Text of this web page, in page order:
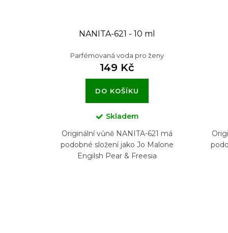
NANITA-621 - 10 ml
Parfémovaná voda pro ženy
149 Kč
DO KOŠÍKU
Skladem
Originální vůně NANITA-621 má
podobné složení jako Jo Malone
Engilsh Pear & Freesia